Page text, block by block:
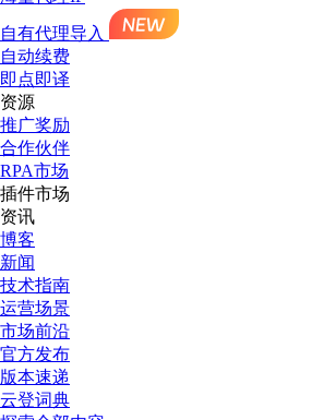
自有代理导入
自动续费
即点即译
资源
推广奖励
合作伙伴
RPA市场
插件市场
资讯
博客
新闻
技术指南
运营场景
市场前沿
官方发布
版本速递
云登词典